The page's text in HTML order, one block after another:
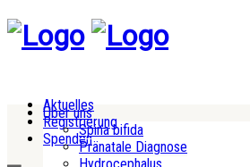
Aktuelles
Registrierung
Spenden
Über uns
Spina bifida
Pränatale Diagnose